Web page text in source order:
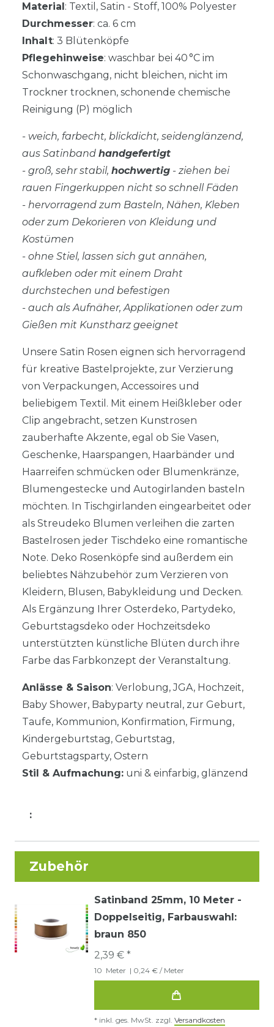
Material : Textil, Satin - Stoff, 100% Polyester
Durchmesser: ca. 6 cm
Inhalt: 3 Blütenköpfe
Pflegehinweise: waschbar bei 40 °C im
Schonwaschgang, nicht bleichen, nicht im
Trockner trocknen, schonende chemische
Reinigung (P) möglich
- weich, farbecht, blickdicht, seidenglänzend,
aus Satinband handgefertigt
- groß, sehr stabil, hochwertig - ziehen bei
rauen Fingerkuppen nicht so schnell Fäden
- hervorragend zum Basteln, Nähen, Kleben
oder zum Dekorieren von Kleidung und
Kostümen
- ohne Stiel, lassen sich gut annähen,
aufkleben oder mit einem Draht
durchstechen und befestigen
- auch als Aufnäher, Applikationen oder zum
Gießen mit Kunstharz geeignet
Unsere Satin Rosen eignen sich hervorragend
für kreative Bastelprojekte, zur Verzierung
von Verpackungen, Accessoires und
beliebigem Textil. Mit einem Heißkleber oder
Clip angebracht, setzen Kunstrosen
zauberhafte Akzente, egal ob Sie Vasen,
Geschenke, Haarspangen, Haarbänder und
Haarreifen schmücken oder Blumenkränze,
Blumengestecke und Autogirlanden basteln
möchten. In Tischgirlanden eingearbeitet oder
als Streudeko Blumen verleihen die zarten
Bastelrosen jeder Tischdeko eine romantische
Note. Deko Rosenköpfe sind außerdem ein
beliebtes Nähzubehör zum Verzieren von
Kleidern, Blusen, Babykleidung und Decken.
Als Ergänzung Ihrer Osterdeko, Partydeko,
Geburtstagsdeko oder Hochzeitsdeko
unterstützten künstliche Blüten durch ihre
Farbe das Farbkonzept der Veranstaltung.
Anlässe & Saison: Verlobung, JGA, Hochzeit,
Baby Shower, Babyparty neutral, zur Geburt,
Taufe, Kommunion, Konfirmation, Firmung,
Kindergeburtstag, Geburtstag,
Geburtstagsparty, Ostern
Stil & Aufmachung: uni & einfarbig, glänzend
:
Zubehör
Satinband 25mm, 10 Meter -
Doppelseitig, Farbauswahl:
braun 850
2,39 € *
10 Meter | 0,24 € / Meter
* inkl. ges. MwSt. zzgl. Versandkosten